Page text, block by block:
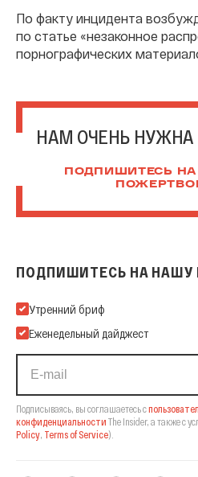
По факту инцидента
по статье «незаконное
порнографических
НАМ ОЧЕНЬ
ПОДПИШИТЕСЬ
ПОДПИШИТЕСЬ НА НАШУ
Подпишитесь на нашу Email-
Утренний бриф
Еженедельный дайджест
Подписываясь, вы соглашаетесь с
конфиденциальности The Insider, а также с
Policy, Terms of Service).